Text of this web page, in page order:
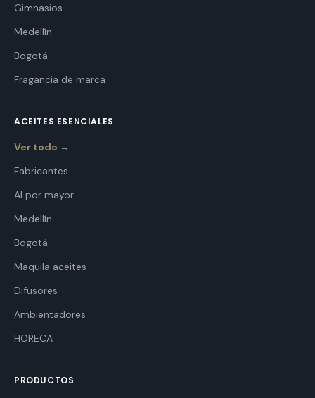
Gimnasios
Medellín
Bogotá
Fragancia de marca
ACEITES ESENCIALES
Ver todo →
Fabricantes
Al por mayor
Medellín
Bogotá
Maquila aceites
Difusores
Ambientadores
HORECA
PRODUCTOS